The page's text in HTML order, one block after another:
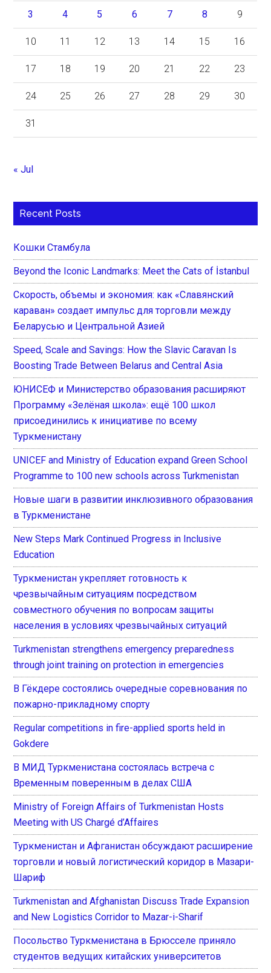
3 4 5 6 7 8 9
10 11 12 13 14 15 16
17 18 19 20 21 22 23
24 25 26 27 28 29 30
31
« Jul
Recent Posts
Кошки Стамбула
Beyond the Iconic Landmarks: Meet the Cats of İstanbul
Скорость, объемы и экономия: как «Славянский
караван» создает импульс для торговли между
Беларусью и Центральной Азией
Speed, Scale and Savings: How the Slavic Caravan Is
Boosting Trade Between Belarus and Central Asia
ЮНИСЕФ и Министерство образования расширяют
Программу «Зелёная школа»: ещё 100 школ
присоединились к инициативе по всему
Туркменистану
UNICEF and Ministry of Education expand Green School
Programme to 100 new schools across Turkmenistan
Новые шаги в развитии инклюзивного образования
в Туркменистане
New Steps Mark Continued Progress in Inclusive
Education
Туркменистан укрепляет готовность к
чрезвычайным ситуациям посредством
совместного обучения по вопросам защиты
населения в условиях чрезвычайных ситуаций
Turkmenistan strengthens emergency preparedness
through joint training on protection in emergencies
В Гёкдере состоялись очередные соревнования по
пожарно-прикладному спорту
Regular competitions in fire-applied sports held in
Gokdere
В МИД Туркменистана состоялась встреча с
Временным поверенным в делах США
Ministry of Foreign Affairs of Turkmenistan Hosts
Meeting with US Chargé d’Affaires
Туркменистан и Афганистан обсуждают расширение
торговли и новый логистический коридор в Мазари-
Шариф
Turkmenistan and Afghanistan Discuss Trade Expansion
and New Logistics Corridor to Mazar-i-Sharif
Посольство Туркменистана в Брюсселе приняло
студентов ведущих китайских университетов